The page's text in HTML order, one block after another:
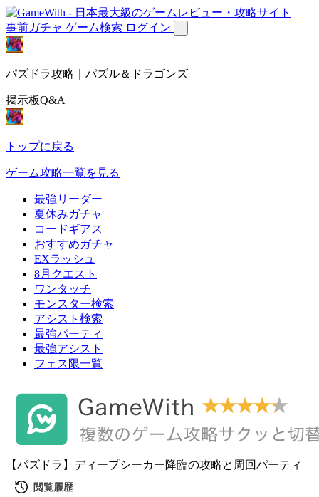
事前ガチャ ゲーム検索 ログイン
パズドラ攻略｜パズル＆ドラゴンズ
掲示板Q&A
トップに戻る
ゲーム攻略一覧を見る
最強リーダー
夏休みガチャ
コードギアス
おすすめガチャ
EXラッシュ
8月クエスト
ワンタッチ
モンスター検索
アシスト検索
最強パーティ
最強アシスト
フェス限一覧
【パズドラ】ディープシーカー降臨の攻略と周回パーティ